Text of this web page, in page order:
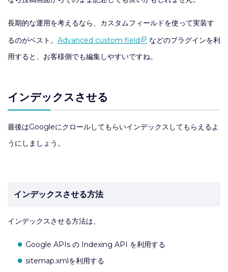
長期的な運用を考えるなら、カスタムフィールドを使って実装す
るのがベスト。 Advanced custom field
などのプラグインを利
用すると、お客様側でも編集しやすいですね。
インデックスさせる
最後はGoogleにクロールしてもらいインデックスしてもらえるよ
うにしましょう。
インデックスさせる方法
インデックスさせる方法は、
Google APIs の Indexing API を利用する
sitemap.xmlを利用する